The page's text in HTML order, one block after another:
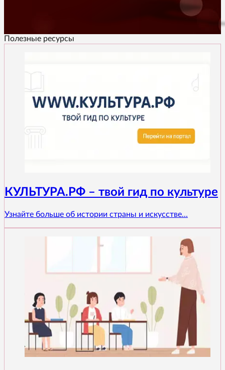
Полезные ресурсы
КУЛЬТУРА.РФ – твой гид по культуре
Узнайте больше об истории страны и искусстве...